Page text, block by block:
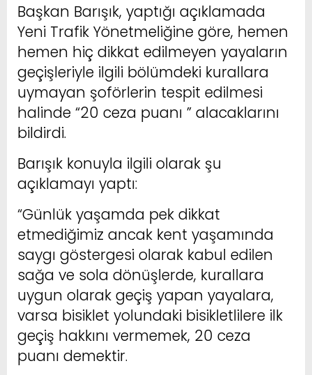
Başkan Barışık, yaptığı açıklamada
Yeni Trafik Yönetmeliğine göre, hemen
hemen hiç dikkat edilmeyen yayaların
geçişleriyle ilgili bölümdeki kurallara
uymayan şoförlerin tespit edilmesi
halinde “20 ceza puanı ” alacaklarını
bildirdi.
Barışık konuyla ilgili olarak şu
açıklamayı yaptı:
“Günlük yaşamda pek dikkat
etmediğimiz ancak kent yaşamında
saygı göstergesi olarak kabul edilen
sağa ve sola dönüşlerde, kurallara
uygun olarak geçiş yapan yayalara,
varsa bisiklet yolundaki bisikletlilere ilk
geçiş hakkını vermemek, 20 ceza
puanı demektir.